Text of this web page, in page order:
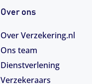
Over ons
Over Verzekering.nl
Ons team
Dienstverlening
Verzekeraars